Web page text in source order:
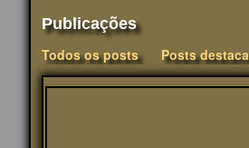
Publicações
Todos os posts
Posts